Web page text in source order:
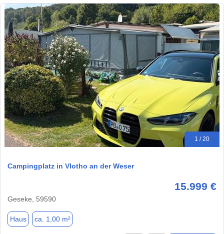
1 / 20
Campingplatz in Vlotho an der Weser
15.999 €
Geseke, 59590
Haus ca. 1,00 m²